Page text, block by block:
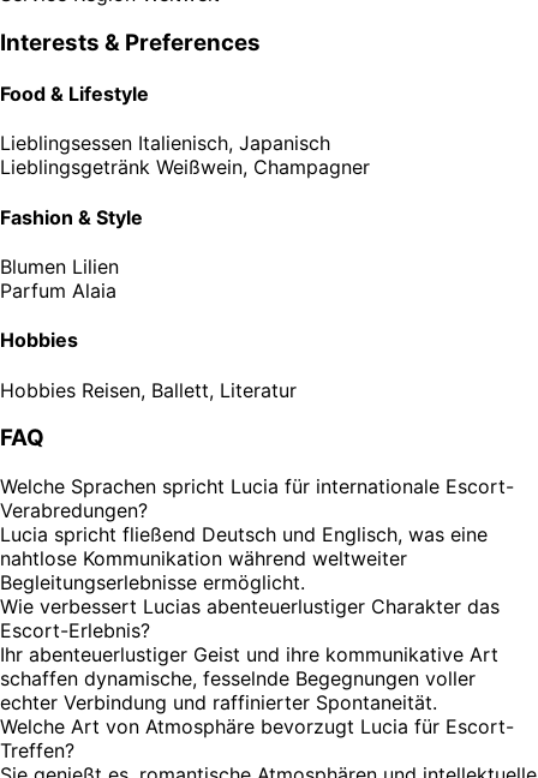
Interests & Preferences
Food & Lifestyle
Lieblingsessen Italienisch, Japanisch
Lieblingsgetränk Weißwein, Champagner
Fashion & Style
Blumen Lilien
Parfum Alaia
Hobbies
Hobbies Reisen, Ballett, Literatur
FAQ
Welche Sprachen spricht Lucia für internationale Escort-
Verabredungen?
Lucia spricht fließend Deutsch und Englisch, was eine
nahtlose Kommunikation während weltweiter
Begleitungserlebnisse ermöglicht.
Wie verbessert Lucias abenteuerlustiger Charakter das
Escort-Erlebnis?
Ihr abenteuerlustiger Geist und ihre kommunikative Art
schaffen dynamische, fesselnde Begegnungen voller
echter Verbindung und raffinierter Spontaneität.
Welche Art von Atmosphäre bevorzugt Lucia für Escort-
Treffen?